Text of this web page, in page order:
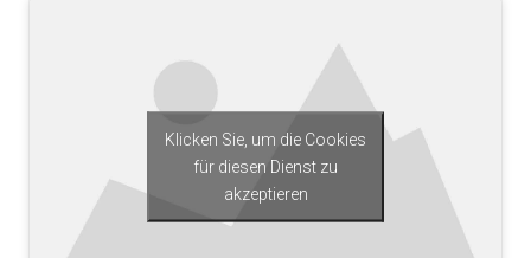
Klicken Sie, um die Cookies
für diesen Dienst zu
akzeptieren